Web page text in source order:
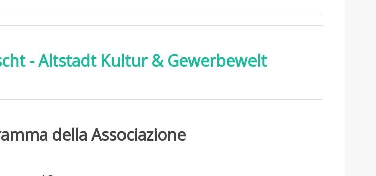
- Altstadt Kultur & Gewerbewelt
della Associazione